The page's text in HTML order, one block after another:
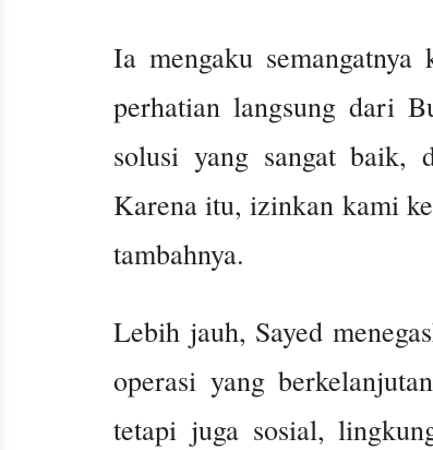
Ia mengaku
perhatian langsung dari
solusi yang sangat baik,
Karena itu, izinkan kami
tambahnya.
Lebih jauh, Sayed
operasi yang
tetapi juga sosial,